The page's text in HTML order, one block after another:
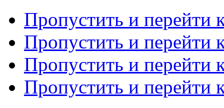
Пропустить и перейти
Пропустить и перейти
Пропустить и перейти
Пропустить и перейти